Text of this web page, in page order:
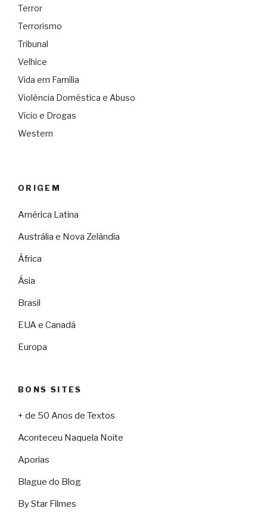
Terror
Terrorismo
Tribunal
Velhice
Vida em Família
Violência Doméstica e Abuso
Vício e Drogas
Western
ORIGEM
América Latina
Austrália e Nova Zelândia
África
Ásia
Brasil
EUA e Canadá
Europa
BONS SITES
+ de 50 Anos de Textos
Aconteceu Naquela Noite
Aporias
Blague do Blog
By Star Filmes